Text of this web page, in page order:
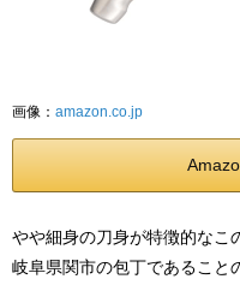
画像： amazon.co.jp
やや細身の刀身が特徴的なこ
岐阜県関市の包丁であること